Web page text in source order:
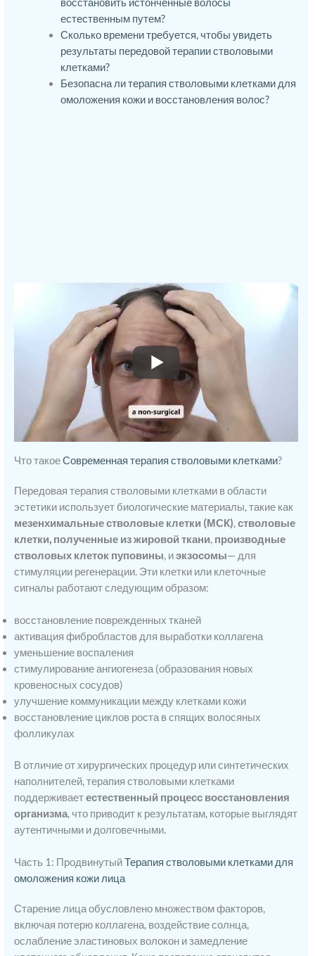
восстановить истонченные волосы
естественным путем?
Сколько времени требуется, чтобы увидеть
результаты передовой терапии стволовыми
клетками?
Безопасна ли терапия стволовыми клетками для
омоложения кожи и восстановления волос?
Что такоеСовременная терапия стволовыми клетками?
Передовая терапия стволовыми клетками в области
эстетики использует биологические материалы, такие как
мезенхимальные стволовые клетки (МСК),стволовые
клетки, полученные из жировой ткани, производные
стволовых клеток пуповины, иэкзосомы— для
стимуляции регенерации. Эти клетки или клеточные
сигналы работают следующим образом:
восстановление поврежденных тканей
активация фибробластов для выработки коллагена
уменьшение воспаления
стимулирование ангиогенеза (образования новых
кровеносных сосудов)
улучшение коммуникации между клетками кожи
восстановление циклов роста в спящих волосяных
фолликулах
В отличие от хирургических процедур или синтетических
наполнителей, терапия стволовыми клетками
поддерживаетестественный процесс восстановления
организма, что приводит к результатам, которые выглядят
аутентичными и долговечными.
Часть 1: ПродвинутыйТерапия стволовыми клетками для
омоложения кожи лица
Старение лица обусловлено множеством факторов,
включая потерю коллагена, воздействие солнца,
ослабление эластиновых волокон и замедление